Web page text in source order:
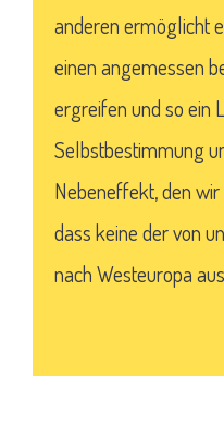
anderen ermöglicht
einen angemessen
ergreifen und so ein
Selbstbestimmung
Nebeneffekt, den
dass keine der von
nach Westeuropa